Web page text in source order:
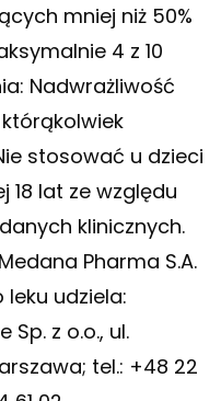
mniej niż 50%
4 z 10
Nadwrażliwość
stosować u dzieci
18 lat ze względu
klinicznych.
Pharma S.A.
udziela:
Sp. z o.o., ul.
tel.: +48 22